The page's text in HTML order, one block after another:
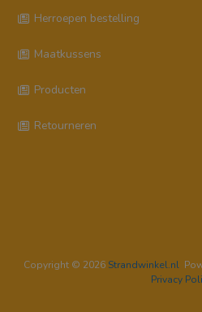
Herroepen bestelling
Maatkussens
Producten
Retourneren
Copyright © 2026 Strandwinkel.nl
Privacy